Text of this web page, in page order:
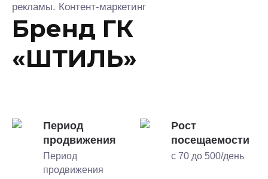
рекламы. Контент-маркетинг
Бренд ГК
«ШТИЛЬ»
Период
продвижения
Период
продвижения
Рост
посещаемости
с 70 до 500/день